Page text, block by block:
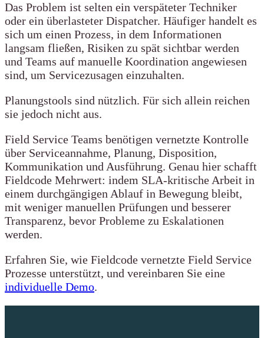
Das Problem ist selten ein verspäteter Techniker
oder ein überlasteter Dispatcher. Häufiger handelt es
sich um einen Prozess, in dem Informationen
langsam fließen, Risiken zu spät sichtbar werden
und Teams auf manuelle Koordination angewiesen
sind, um Servicezusagen einzuhalten.
Planungstools sind nützlich. Für sich allein reichen
sie jedoch nicht aus.
Field Service Teams benötigen vernetzte Kontrolle
über Serviceannahme, Planung, Disposition,
Kommunikation und Ausführung. Genau hier schafft
Fieldcode Mehrwert: indem SLA-kritische Arbeit in
einem durchgängigen Ablauf in Bewegung bleibt,
mit weniger manuellen Prüfungen und besserer
Transparenz, bevor Probleme zu Eskalationen
werden.
Erfahren Sie, wie Fieldcode vernetzte Field Service
Prozesse unterstützt, und vereinbaren Sie eine
individuelle Demo.